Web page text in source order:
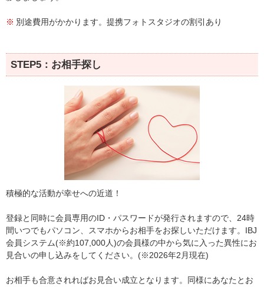
別途費用がかかります。提携フォトスタジオの割引あり
STEP5：お相手探し
積極的な活動が幸せへの近道！
登録と同時に会員専用のID・パスワードが発行されますので、24時
間いつでもパソコン、スマホからお相手をお探しいただけます。IBJ
会員システム(※約107,000人)の会員様の中から気に入った異性にお
見合いの申し込みをしてください。(※2026年2月現在)
お相手も合意されればお見合い成立となります。同様にあなたとお